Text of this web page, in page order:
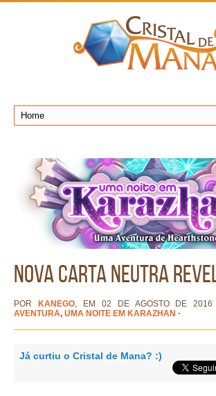
Nova carta neutra
POR KANEGO, EM 02 DE AGOSTO DE 2016
AVENTURA, UMA NOITE EM KARAZHAN ·
Já curtiu o Cristal de Mana? :)